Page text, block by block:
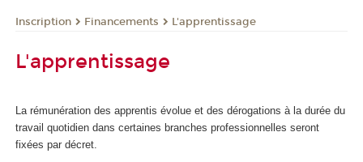
Inscription Financements L'apprentissage
L'apprentissage
La rémunération des apprentis évolue et des dérogations à la durée du
travail quotidien dans certaines branches professionnelles seront
fixées par décret.